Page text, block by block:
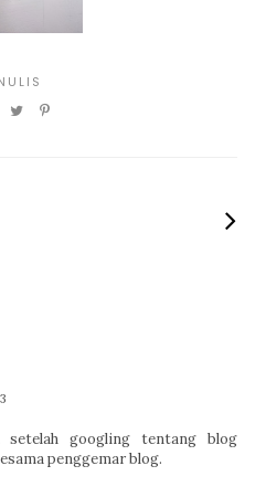
googling tentang blog
penggemar blog.